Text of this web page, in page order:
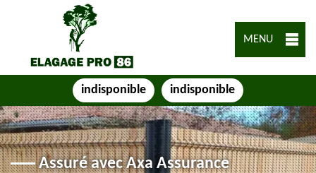
MENU
indisponible indisponible
Assuré avec Axa Assurance